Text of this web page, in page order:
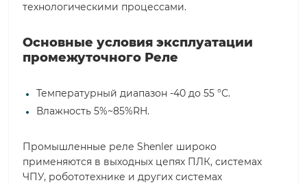
технологическими процессами.
Основные условия эксплуатации
промежуточного Реле
Температурный диапазон -40 до 55 °С.
Влажность 5%~85%RH.
Промышленные реле Shenler широко
применяются в выходных цепях ПЛК, системах
ЧПУ, робототехнике и других системах